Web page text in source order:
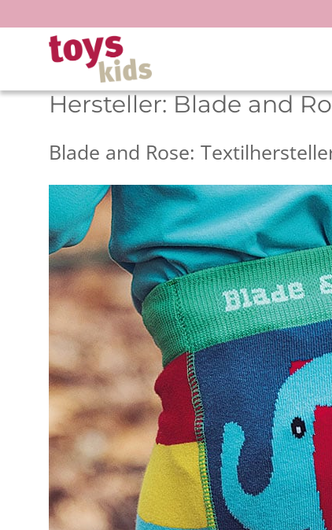
Inhalt
springen
Hersteller:Blade and
Blade and Rose: